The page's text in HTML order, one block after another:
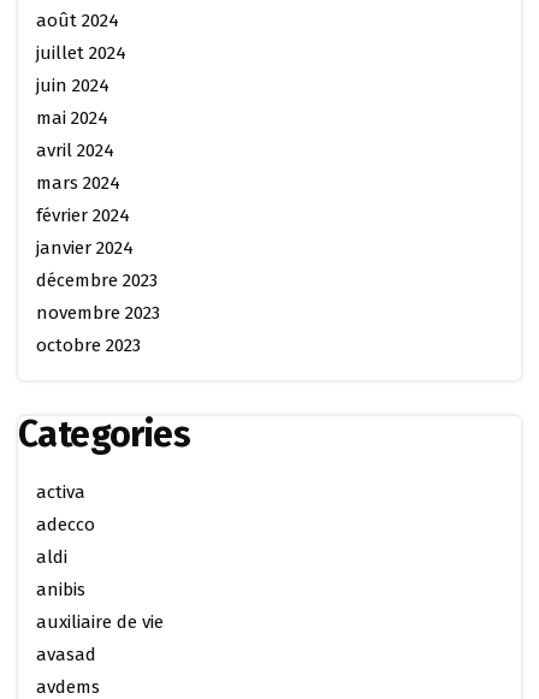
août 2024
juillet 2024
juin 2024
mai 2024
avril 2024
mars 2024
février 2024
janvier 2024
décembre 2023
novembre 2023
octobre 2023
Categories
activa
adecco
aldi
anibis
auxiliaire de vie
avasad
avdems